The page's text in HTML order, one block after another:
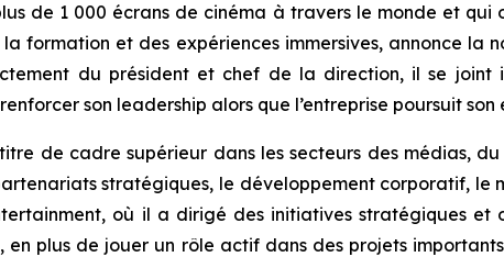
de 1 000 écrans de cinéma à travers le monde et
formation et des expériences immersives, annonce la
du président et chef de la direction, il se joint
son leadership alors que l’entreprise poursuit son
de cadre supérieur dans les secteurs des médias,
stratégiques, le développement corporatif, le
où il a dirigé des initiatives stratégiques
plus de jouer un rôle actif dans des projets